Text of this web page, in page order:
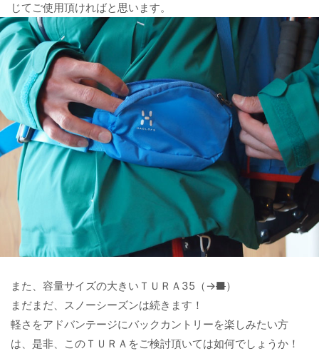
じてご使用頂ければと思います。
また、容量サイズの大きいＴＵＲＡ35（→■）
まだまだ、スノーシーズンは続きます！
軽さをアドバンテージにバックカントリーを楽しみたい方
は、是非、このＴＵＲＡをご検討頂いては如何でしょうか！